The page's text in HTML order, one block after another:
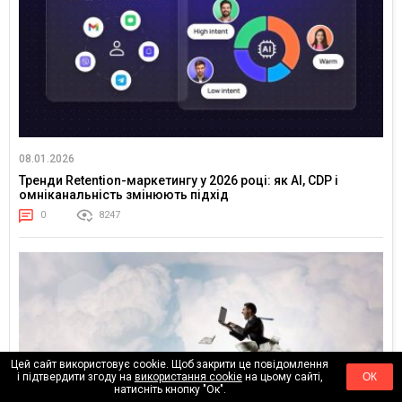
08.01.2026
Тренди Retention-маркетингу у 2026 році: як AI, CDP і
омніканальність змінюють підхід
0 8247
Цей сайт використовує cookie. Щоб закрити це повідомлення
і підтвердити згоду на використання cookieна цьому сайті,
натисніть кнопку "Ок".
ОК